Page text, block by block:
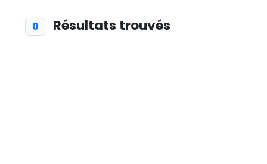
0 Résultats trouvés